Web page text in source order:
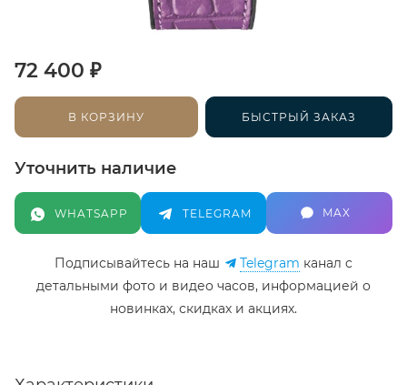
72 400 ₽
В КОРЗИНУ БЫСТРЫЙ ЗАКАЗ
Уточнить наличие
WHATSAPP TELEGRAM MAX
Подписывайтесь на наш Telegram канал c
детальными фото и видео часов, информацией о
новинках, скидках и акциях.